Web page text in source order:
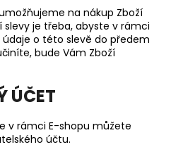
na nákup Zboží
slevy je třeba, abyste v rámci
o této slevě do předem
bude Vám Zboží
ÚČET
v rámci E-shopu můžete
účtu.